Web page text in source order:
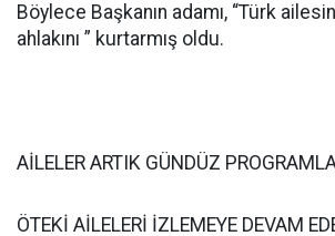
Böylece Başkanın adamı, “Türk
ahlakını ” kurtarmış oldu.
AİLELER ARTIK GÜNDÜZ
ÖTEKİ AİLELERİ İZLEMEYE DEVAM